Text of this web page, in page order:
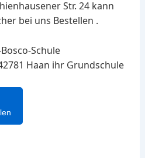
Str. 24 kann
bei uns Bestellen .
Schule
Haan ihr Grundschule